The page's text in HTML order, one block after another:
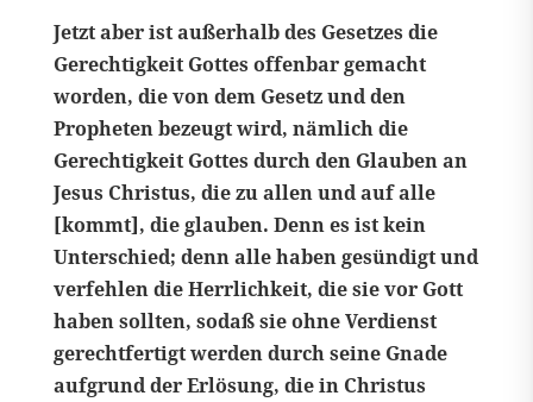
Jetzt aber ist außerhalb des Gesetzes die
Gerechtigkeit Gottes offenbar gemacht
worden, die von dem Gesetz und den
Propheten bezeugt wird, nämlich die
Gerechtigkeit Gottes durch den Glauben an
Jesus Christus, die zu allen und auf alle
[kommt], die glauben. Denn es ist kein
Unterschied; denn alle haben gesündigt und
verfehlen die Herrlichkeit, die sie vor Gott
haben sollten, sodaß sie ohne Verdienst
gerechtfertigt werden durch seine Gnade
aufgrund der Erlösung, die in Christus